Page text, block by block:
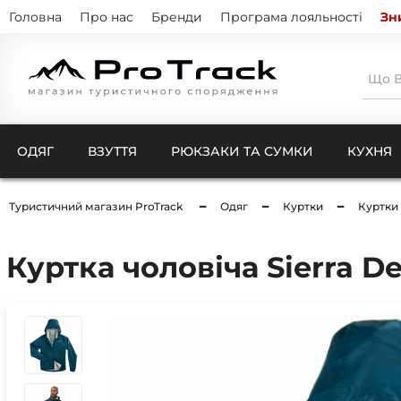
Головна Про нас Бренди Програма лояльності
ОДЯГ ВЗУТТЯ РЮКЗАКИ ТА СУМКИ КУХНЯ
Бафи
Туристичний магазин ProTrack Одяг Куртки Куртки
Куртка чоловіча Sierra